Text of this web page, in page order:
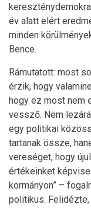
év alatt elért
minden
Bence.
Rámutatott: most
érzik, hogy
hogy ez most nem
vessző. Nem
egy politikai
tartanak össze,
vereséget, hogy
értékeinket
kormányon” –
politikus. Felidézte,